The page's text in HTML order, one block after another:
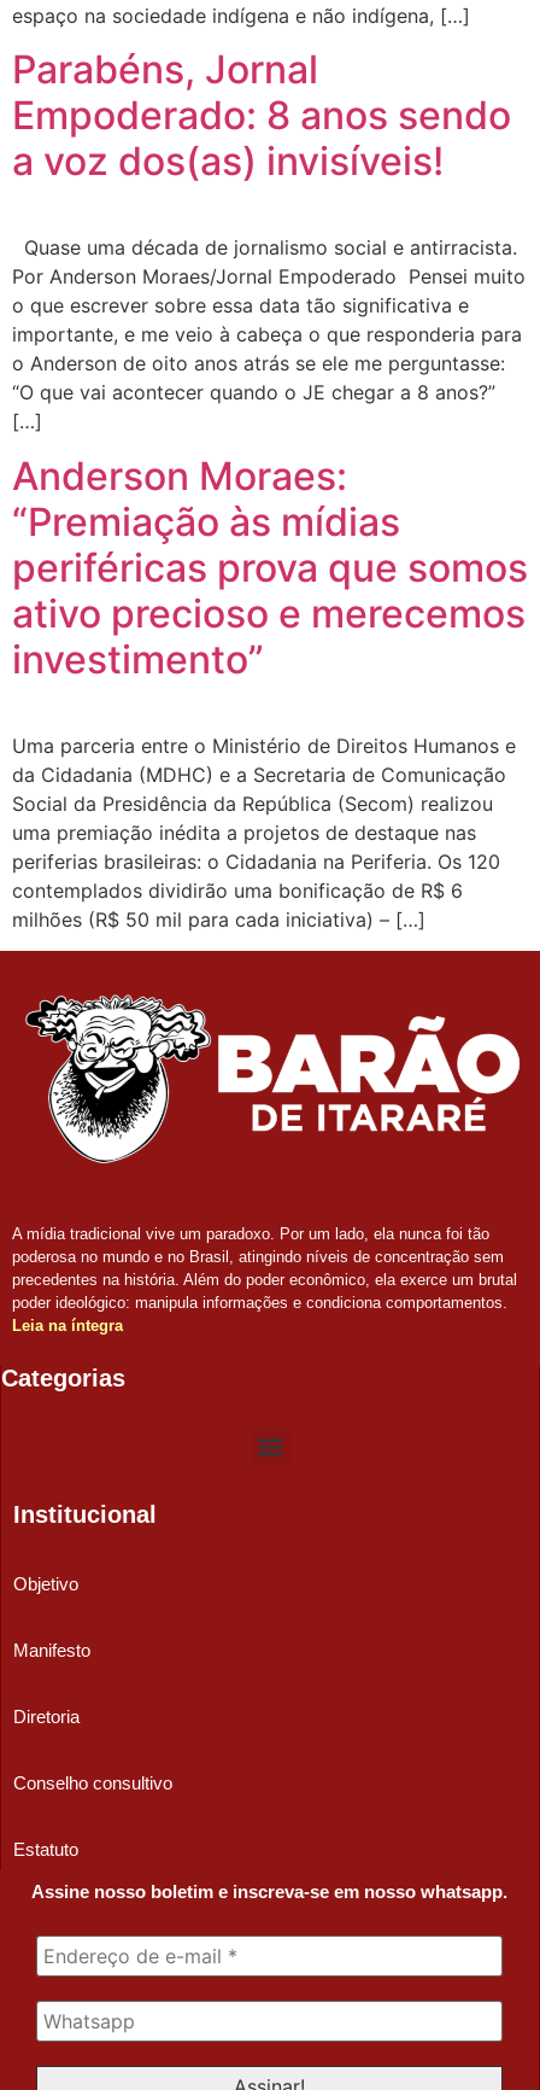
espaço na sociedade indígena e não indígena, […]
Parabéns, Jornal
Empoderado: 8 anos sendo
a voz dos(as) invisíveis!
Quase uma década de jornalismo social e antirracista.
Por Anderson Moraes/Jornal Empoderado Pensei muito
o que escrever sobre essa data tão significativa e
importante, e me veio à cabeça o que responderia para
o Anderson de oito anos atrás se ele me perguntasse:
“O que vai acontecer quando o JE chegar a 8 anos?”
[…]
Anderson Moraes:
“Premiação às mídias
periféricas prova que somos
ativo precioso e merecemos
investimento”
Uma parceria entre o Ministério de Direitos Humanos e
da Cidadania (MDHC) e a Secretaria de Comunicação
Social da Presidência da República (Secom) realizou
uma premiação inédita a projetos de destaque nas
periferias brasileiras: o Cidadania na Periferia. Os 120
contemplados dividirão uma bonificação de R$ 6
milhões (R$ 50 mil para cada iniciativa) – […]
A mídia tradicional vive um paradoxo. Por um lado, ela nunca foi tão
poderosa no mundo e no Brasil, atingindo níveis de concentração sem
precedentes na história. Além do poder econômico, ela exerce um brutal
poder ideológico: manipula informações e condiciona comportamentos.
Leia na íntegra
Categorias
Institucional
Objetivo
Manifesto
Diretoria
Conselho consultivo
Estatuto
Assine nosso boletim e inscreva-se em nosso whatsapp.